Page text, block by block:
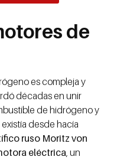
de
es compleja y
décadas en unir
de hidrógeno y
desde hacía
ruso Moritz von
eléctrica, un